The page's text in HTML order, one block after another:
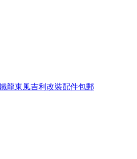
龍東風吉利改裝配件包郵